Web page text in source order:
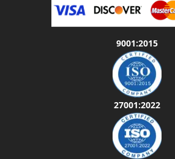
9001:2015
27001:2022